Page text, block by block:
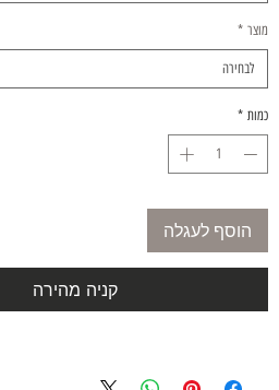
מוצר *
לבחירה
כמות *
הוסף לעגלה
קניה מהירה